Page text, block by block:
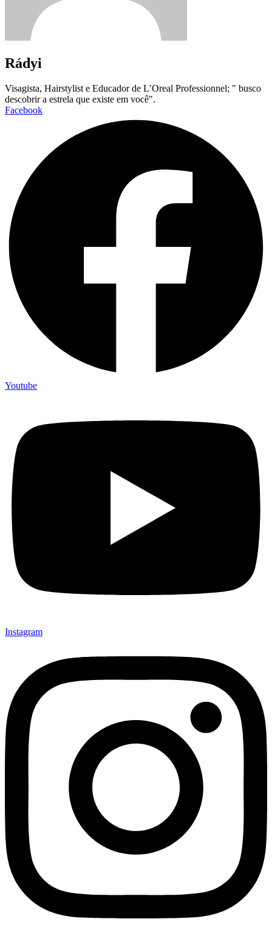
Rádyi
Visagista, Hairstylist e Educador de L’Oreal Professionnel; " busco
descobrir a estrela que existe em você".
Facebook
Youtube
Instagram